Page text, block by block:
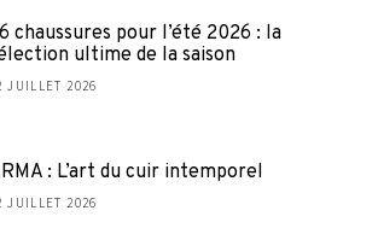
chaussures pour l’été 2026 : la
ultime de la saison
JUILLET 2026
: L’art du cuir intemporel
JUILLET 2026